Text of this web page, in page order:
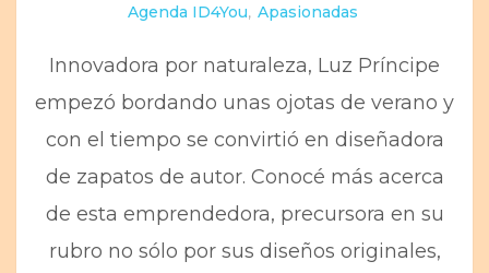
Agenda ID4You, Apasionadas
Innovadora por naturaleza, Luz Príncipe
empezó bordando unas ojotas de verano y
con el tiempo se convirtió en diseñadora
de zapatos de autor. Conocé más acerca
de esta emprendedora, precursora en su
rubro no sólo por sus diseños originales,